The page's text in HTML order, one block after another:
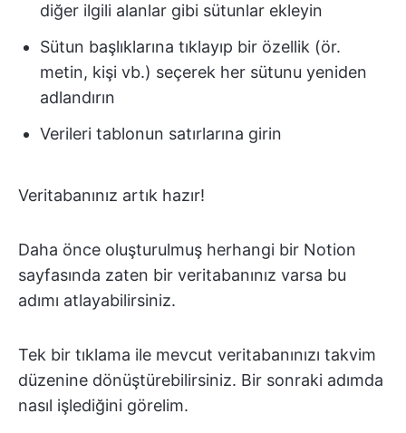
diğer ilgili alanlar gibi sütunlar ekleyin
Sütun başlıklarına tıklayıp bir özellik (ör.
metin, kişi vb.) seçerek her sütunu yeniden
adlandırın
Verileri tablonun satırlarına girin
Veritabanınız artık hazır!
Daha önce oluşturulmuş herhangi bir Notion
sayfasında zaten bir veritabanınız varsa bu
adımı atlayabilirsiniz.
Tek bir tıklama ile mevcut veritabanınızı takvim
düzenine dönüştürebilirsiniz. Bir sonraki adımda
nasıl işlediğini görelim.